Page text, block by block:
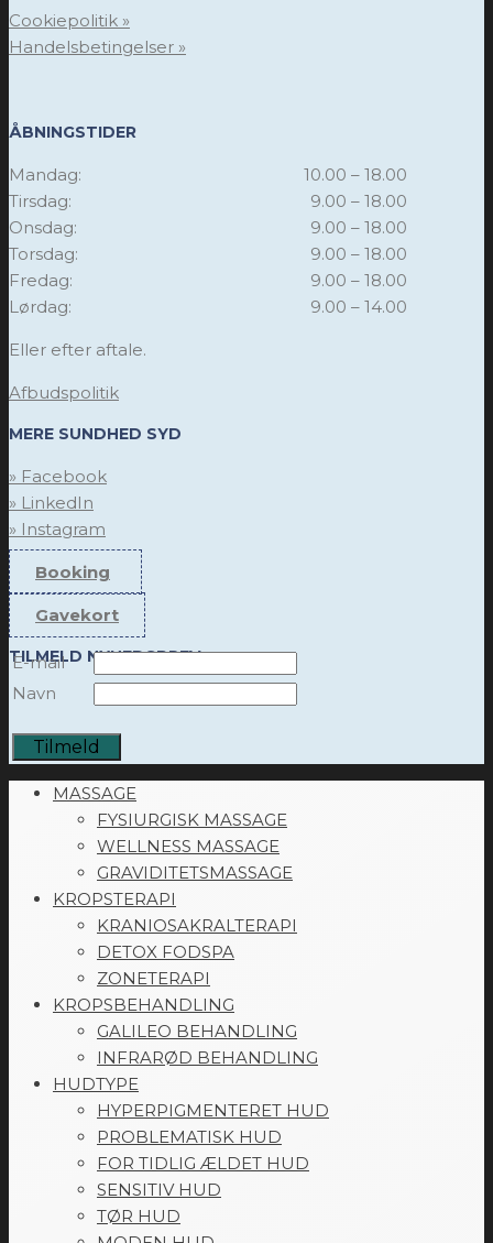
Cookiepolitik »
Handelsbetingelser »
ÅBNINGSTIDER
Mandag:
10.00 – 18.00
Tirsdag:
9.00 – 18.00
Onsdag:
9.00 – 18.00
Torsdag:
9.00 – 18.00
Fredag:
9.00 – 18.00
Lørdag:
9.00 – 14.00
Eller efter aftale.
Afbudspolitik
MERE SUNDHED SYD
» Facebook
» LinkedIn
» Instagram
Booking
Gavekort
TILMELD NYHEDSBREV
E-mail
Navn
MASSAGE
FYSIURGISK MASSAGE
WELLNESS MASSAGE
GRAVIDITETSMASSAGE
KROPSTERAPI
KRANIOSAKRALTERAPI
DETOX FODSPA
ZONETERAPI
KROPSBEHANDLING
GALILEO BEHANDLING
INFRARØD BEHANDLING
HUDTYPE
HYPERPIGMENTERET HUD
PROBLEMATISK HUD
FOR TIDLIG ÆLDET HUD
SENSITIV HUD
TØR HUD